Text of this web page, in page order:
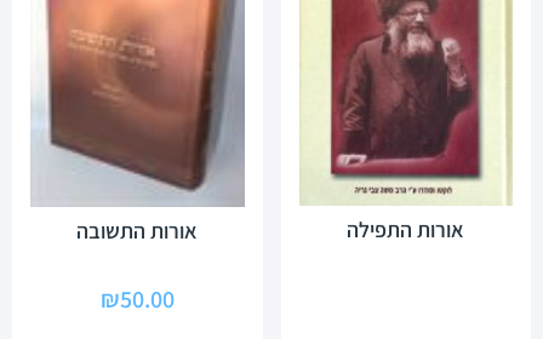
אורות התפילה אורות התשובה
₪50.00